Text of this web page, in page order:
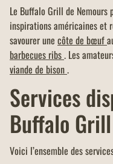
Le Buffalo Grill de
inspirations américaines et
savourer une côte de bœuf
barbecues ribs. Les
viande de bison.
Services
Buffalo
Voici l’ensemble des